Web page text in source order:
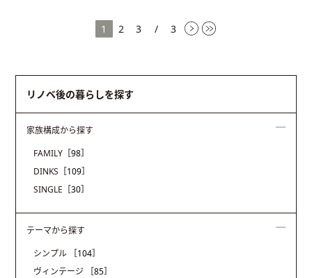
深い素材で囲まれた1LDKプランが完
成するまでのリノベーションストー
ります。Iさんの求めていたその空間
は、一体どのような形となって叶え
1 2 3 / 3
リノベ後の暮らしを探す
家族構成から探す
FAMILY ［98］
DINKS ［109］
SINGLE ［30］
テーマから探す
シンプル
［104］
ヴィンテージ
［85］